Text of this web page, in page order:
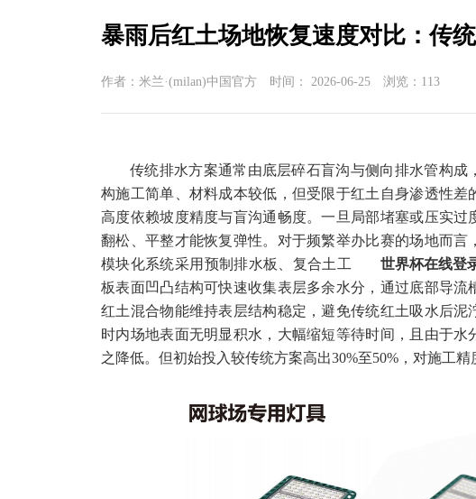
暴雨后红土场地恢复速度对比：传
作者：米兰·(milan)中国官方 时间：2026-06-25 浏览： 113
传统排水方案通常由底层碎石盲沟与侧向排水管构
构施工简单、材料成本较低，但受限于红土自身渗透性
高度依赖坡度精度与盲沟通畅度。一旦局部堵塞或压实
翻松、平整才能恢复弹性。对于频繁举办比赛的场地而
模块化系统采用预制排水板、复合土工
世界杯在线登
板表面凹凸结构可快速收集表层多余水分，通过底部导
红土混合物能维持表层结构稳定，避免传统红土吸水后
时内场地表面无明显积水，大幅缩短等待时间，且由于
之降低。但初始投入较传统方案高出30%至50%，对施工精